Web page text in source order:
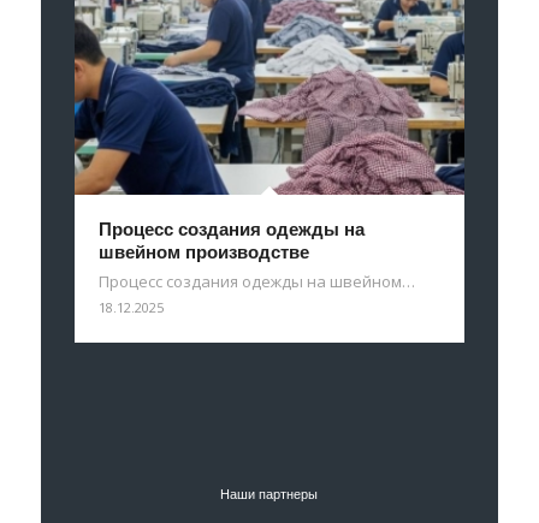
Процесс создания одежды на
швейном производстве
Процесс создания одежды на швейном…
18.12.2025
Наши партнеры